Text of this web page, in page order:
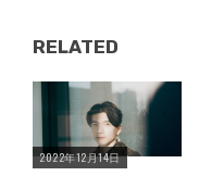
RELATED
Warning : Undefined variable $post_id in
/home/storywriter/storywriter.tokyo/public_html/wp-content/themes/StoryWriter/single.phpon line242
2022年12月14日